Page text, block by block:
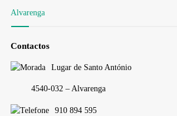
Alvarenga
Contactos
Lugar de Santo António
4540-032 – Alvarenga
910 894 595